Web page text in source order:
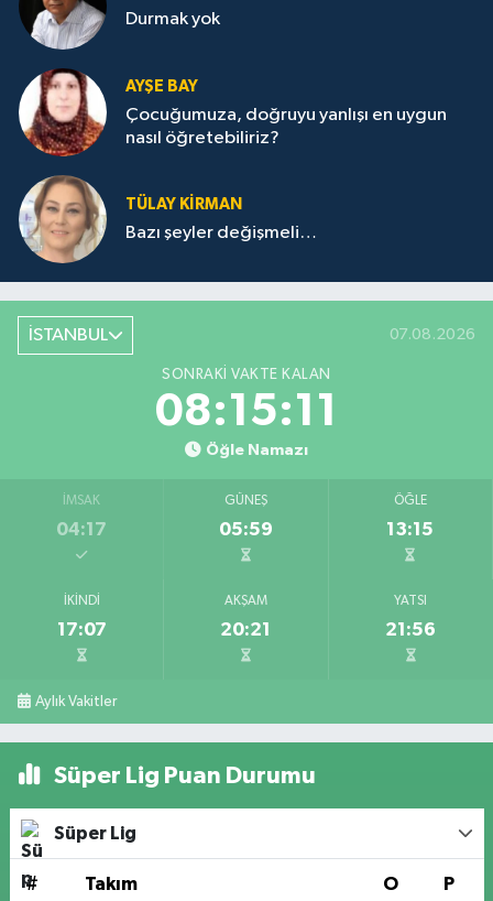
Durmak yok
AYŞE BAY
Çocuğumuza, doğruyu yanlışı en uygun
nasıl öğretebiliriz?
TÜLAY KİRMAN
Bazı şeyler değişmeli…
İSTANBUL 07.08.2026
SONRAKI VAKTE KALAN
08:15:11
Öğle Namazı
İMSAK
04:17
GÜNEŞ
05:59
ÖĞLE
13:15
İKINDI
17:07
AKŞAM
20:21
YATSI
21:56
Aylık Vakitler
Süper Lig Puan Durumu
Süper Lig
# Takım O P